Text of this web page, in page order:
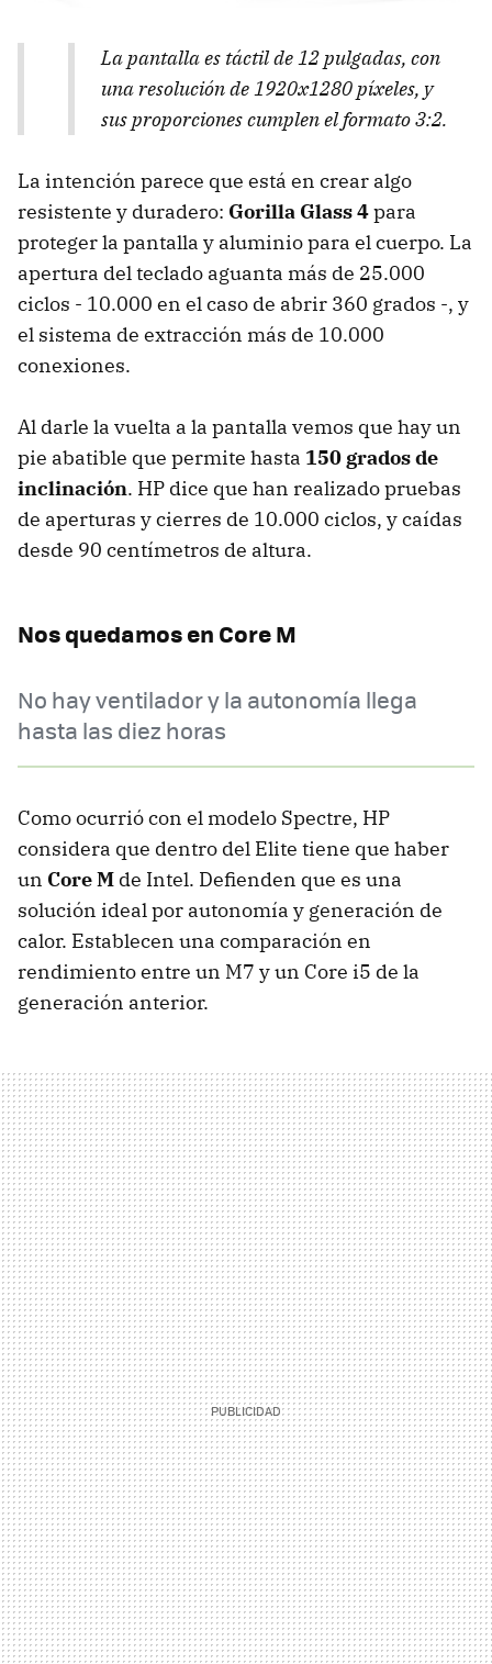
La pantalla es táctil de 12 pulgadas, con
una resolución de 1920x1280 píxeles, y
sus proporciones cumplen el formato 3:2.
La intención parece que está en crear algo
resistente y duradero: Gorilla Glass 4para
proteger la pantalla y aluminio para el cuerpo. La
apertura del teclado aguanta más de 25.000
ciclos - 10.000 en el caso de abrir 360 grados -, y
el sistema de extracción más de 10.000
conexiones.
Al darle la vuelta a la pantalla vemos que hay un
pie abatible que permite hasta 150 grados de
inclinación. HP dice que han realizado pruebas
de aperturas y cierres de 10.000 ciclos, y caídas
desde 90 centímetros de altura.
Nos quedamos en Core M
No hay ventilador y la autonomía llega
hasta las diez horas
Como ocurrió con el modelo Spectre, HP
considera que dentro del Elite tiene que haber
un Core M de Intel. Defienden que es una
solución ideal por autonomía y generación de
calor. Establecen una comparación en
rendimiento entre un M7 y un Core i5 de la
generación anterior.